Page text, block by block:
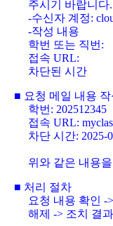
주시기 바랍니다.
-수신자 계정:
-작성 내용
학번 또는 직번:
접속 URL:
차단된 시간
■ 요청 메일 내용 작
학번: 202512345
접속 URL:
차단 시간: 2025-
위와 같은 내용을
■ 처리 절차
요청 내용 확인 -
해제 -> 조치 결